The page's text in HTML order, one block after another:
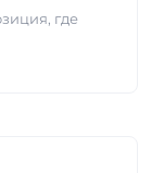
где